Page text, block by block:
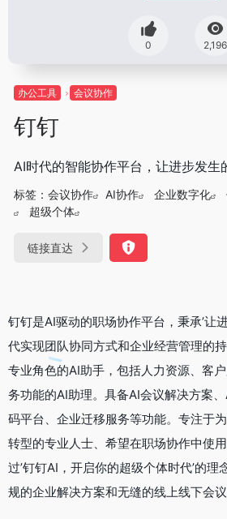
0 2,196
办公工具 会议协作
钉钉
AI时代的智能协作平台，让进步发生
标签： 会议协作 AI协作 企业数字化
超级个体
链接直达
钉钉是AI驱动的职场协作平台，秉承’让
代实现团队协同方式和企业经营管理的
专业角色的AI助手，包括人力资源、客
务功能的AI助理。具备AI会议解决方案
码平台、企业迁移服务等功能。专注于
转型的专业人士、希望在职场协作中使
过’钉钉AI，开启你的超级个体时代’的
规的企业解决方案和无缝的线上线下会议